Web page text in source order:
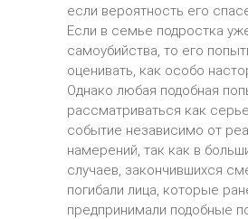
если вероятность его
Если в семье подростка
самоубийства, то его
оценивать, как особо
Однако любая подобная
рассматриваться как
событие независимо от
намерений, так как в
случаев, закончившихся
погибали лица, которые
предпринимали подобные